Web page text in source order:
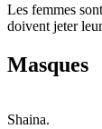
Les femmes
doivent jeter
Masques
Shaina.